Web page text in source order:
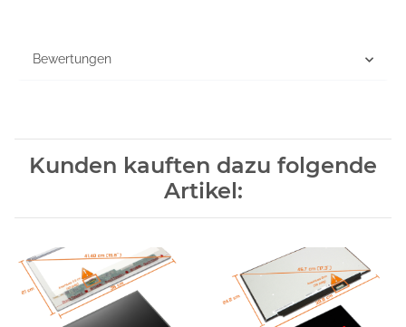
Bewertungen
Kunden kauften dazu folgende
Artikel: